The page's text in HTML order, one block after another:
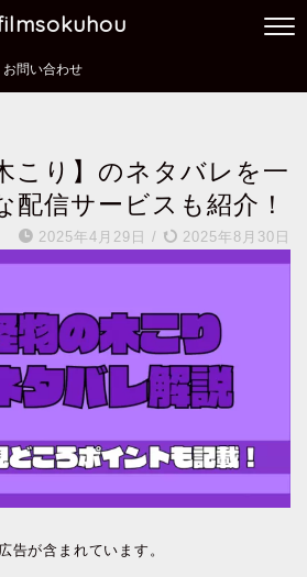
お問い合わせ
こり】のネタバレを一
配信サービスも紹介！
2025年4月29日 / 2025年8月30日
告が含まれています。